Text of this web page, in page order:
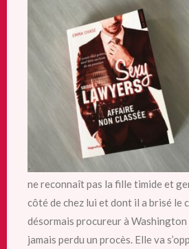
ne reconnaît pas la fille timide et
côté de chez lui et dont il a brisé le
désormais procureur à Washington
jamais perdu un procès. Elle va